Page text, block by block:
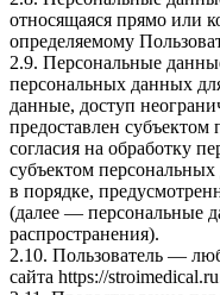
относящаяся прямо или
определяемому
2.9. Персональные
персональных данных
данные, доступ
предоставлен
согласия на обработку
субъектом
в порядке,
(далее — персональные
распространения).
2.10. Пользователь —
сайта https://stroimedical.ru